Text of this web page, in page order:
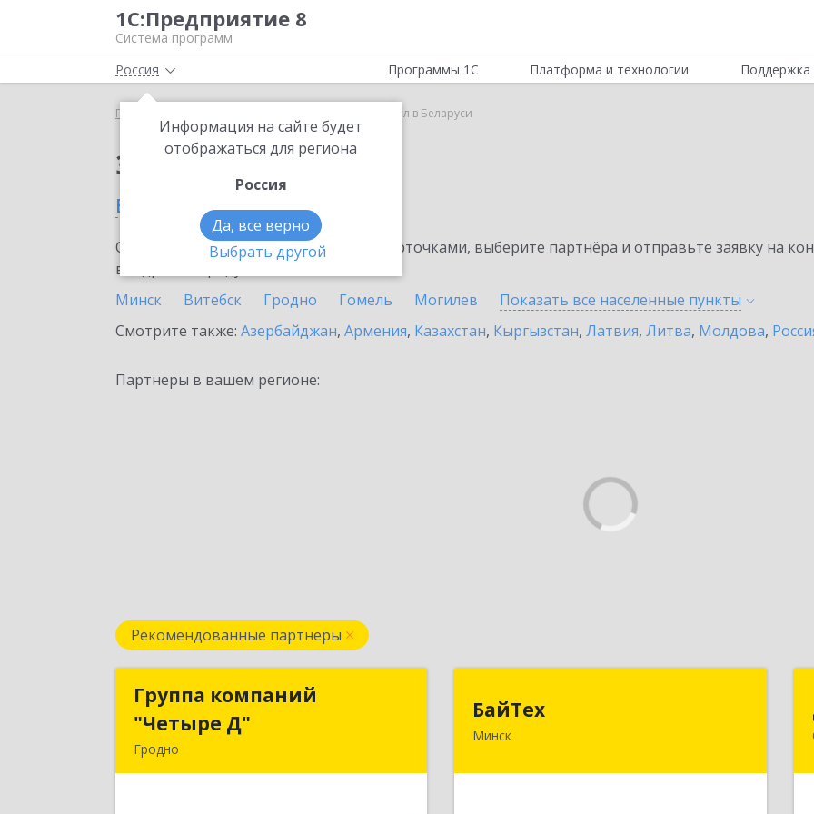
1С:Предприятие 8
Система программ
Россия
Информация на сайте будет
отображаться для региона
Россия
Да, все верно
Выбрать другой
Программы 1С Платформа и технологии Поддержка
Главная ИТС Ритейл в Беларуси
Заказать ИТС Ритейл
в Беларуси
Ознакомьтесь с информационными карточками, выберите партнёра и отправьте заявку на
внедрение продукта.
Минск
Витебск Гродно Гомель Могилев Показать все населенные пункты
Смотрите также: Азербайджан, Армения, Казахстан, Кыргызстан, Латвия, Литва, Молдова,
Партнеры в вашем регионе:
Рекомендованные партнеры
Группа компаний
"Четыре Д"
Гродно
Группа компаний
БайТех
Минск